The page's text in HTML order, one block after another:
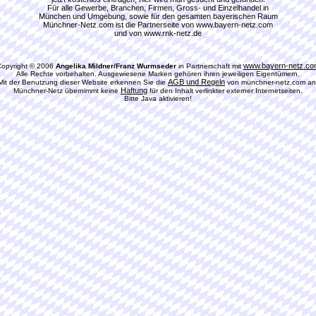
Für alle Gewerbe, Branchen, Firmen, Gross- und Einzelhandel in
München und Umgebung, sowie für den gesamten bayerischen Raum
Münchner-Netz.com ist die Partnerseite von www.bayern-netz.com
und von www.rnk-netz.de
© 2006Angelika Mildner/Franz Wurmsederin Partnerschaft mitwww.bayern-
Alle Rechte vorbehalten. Ausgewiesene Marken gehören ihren jeweiligen Eigentümern.
der Benutzung dieser Website erkennen Sie dieAGB und Regelnvon münchner-netz.com
Münchner-Netz übernimmt keineHaftungfür den Inhalt verlinkter externer Internetseiten.
Bitte Java aktivieren!